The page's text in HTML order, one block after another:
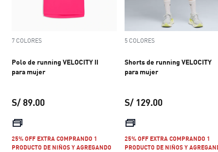
7 COLORES
Polo de running VELOCITY II
para mujer
S/ 89.00
25% OFF EXTRA COMPRANDO 1
PRODUCTO DE NIÑOS Y AGREGANDO
5 COLORES
Shorts de running VELOCITY
para mujer
S/ 129.00
25% OFF EXTRA COMPRANDO 1
PRODUCTO DE NIÑOS Y